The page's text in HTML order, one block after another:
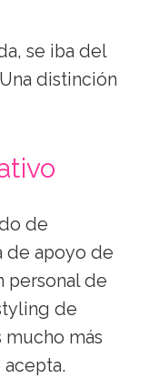
se iba del
distinción
de
de apoyo de
personal de
de
más